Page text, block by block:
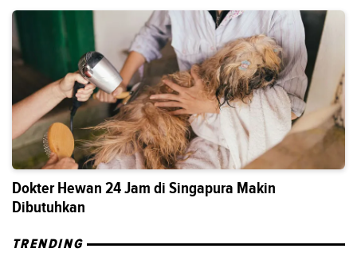
Dokter Hewan 24 Jam di Singapura Makin
Dibutuhkan
TRENDING